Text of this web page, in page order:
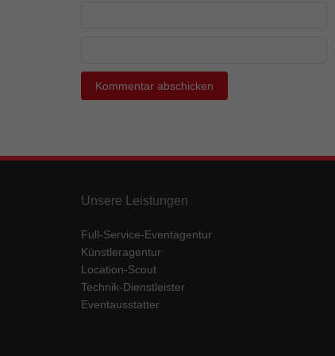
Unsere Leistungen
Full-Service-Eventagentur
Künstleragentur
Location-Scout
Technik-Dienstleister
Eventausstatter